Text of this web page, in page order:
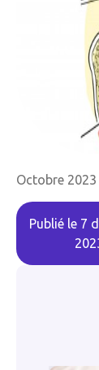
Octobre 2023
Publié le 7